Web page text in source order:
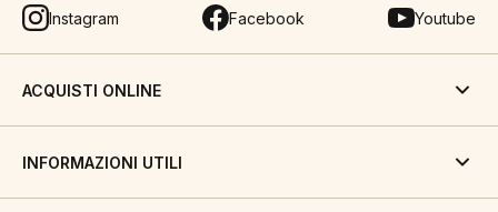
Instagram Facebook Youtube
ACQUISTI ONLINE
INFORMAZIONI UTILI